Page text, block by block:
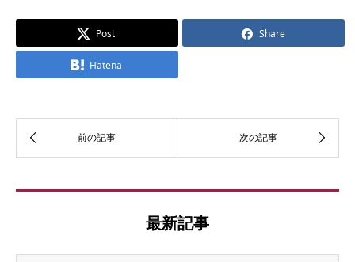
Post Share
Hatena
最新記事